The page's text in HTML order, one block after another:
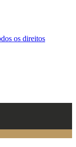
os direitos